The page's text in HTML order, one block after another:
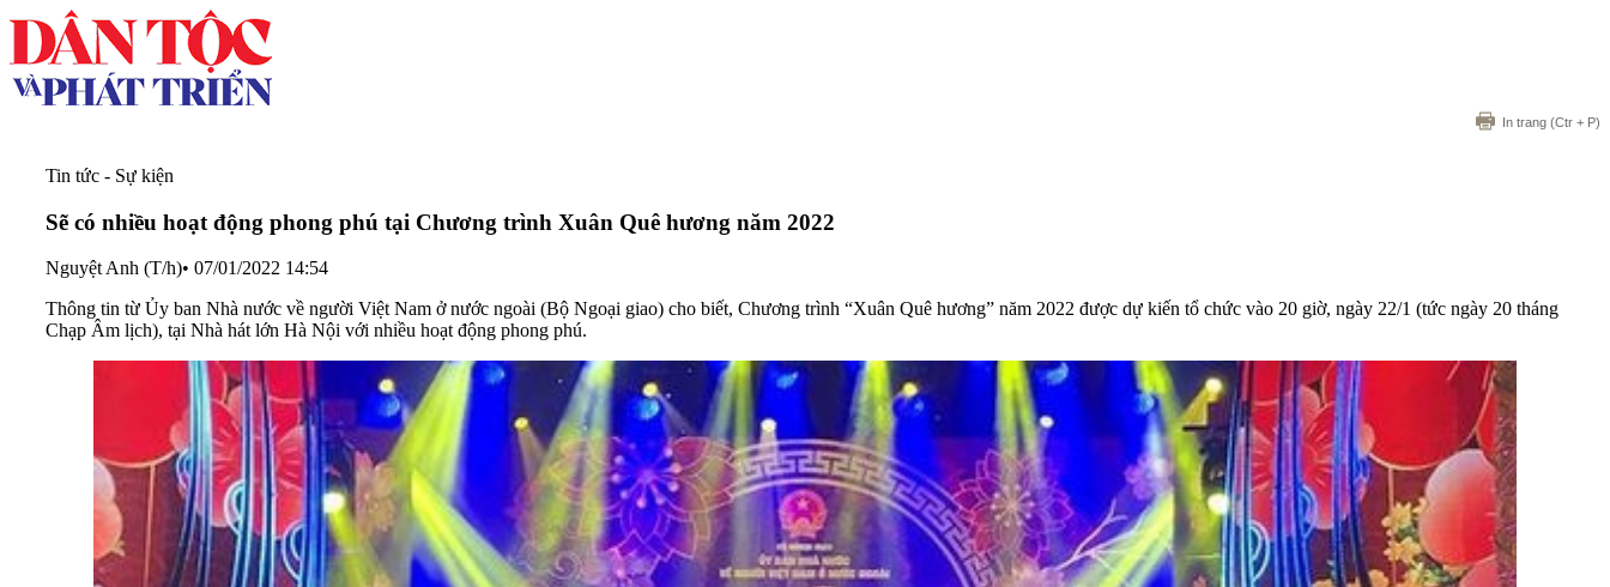
In trang (Ctr + P)
Tin tức - Sự kiện
Sẽ có nhiều hoạt động phong phú tại Chương trình Xuân Quê hương năm 2022
Nguyệt Anh (T/h)• 07/01/2022 14:54
Thông tin từ Ủy ban Nhà nước về người Việt Nam ở nước ngoài (Bộ Ngoại giao) cho biết, Chương trình “Xuân Quê hương” năm 2022 được dự kiến tổ chức vào 20 giờ, ngày 22/1 (tức ngày 20 tháng
Chạp Âm lịch), tại Nhà hát lớn Hà Nội với nhiều hoạt động phong phú.